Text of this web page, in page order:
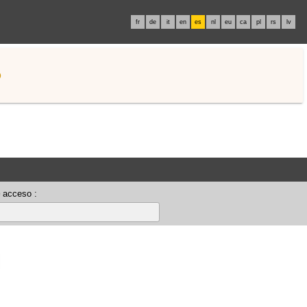
fr de it en es nl eu ca pl rs lv
acceso :